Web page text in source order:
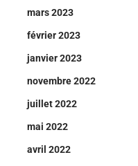
mars 2023
février 2023
janvier 2023
novembre 2022
juillet 2022
mai 2022
avril 2022